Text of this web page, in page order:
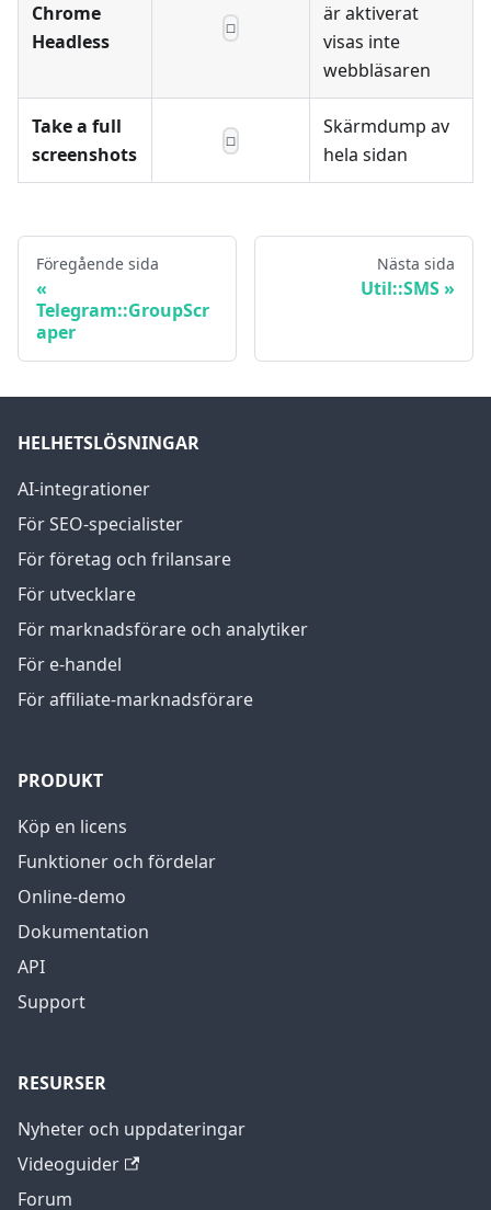
Chrome
Headless
☐
är aktiverat
visas inte
webbläsaren
Take a full
screenshots
☐
Skärmdump av
hela sidan
Föregående sida
Telegram::GroupScr
aper
Nästa sida
Util::SMS
HELHETSLÖSNINGAR
AI-integrationer
För SEO-specialister
För företag och frilansare
För utvecklare
För marknadsförare och analytiker
För e-handel
För affiliate-marknadsförare
PRODUKT
Köp en licens
Funktioner och fördelar
Online-demo
Dokumentation
API
Support
RESURSER
Nyheter och uppdateringar
Videoguider
Forum